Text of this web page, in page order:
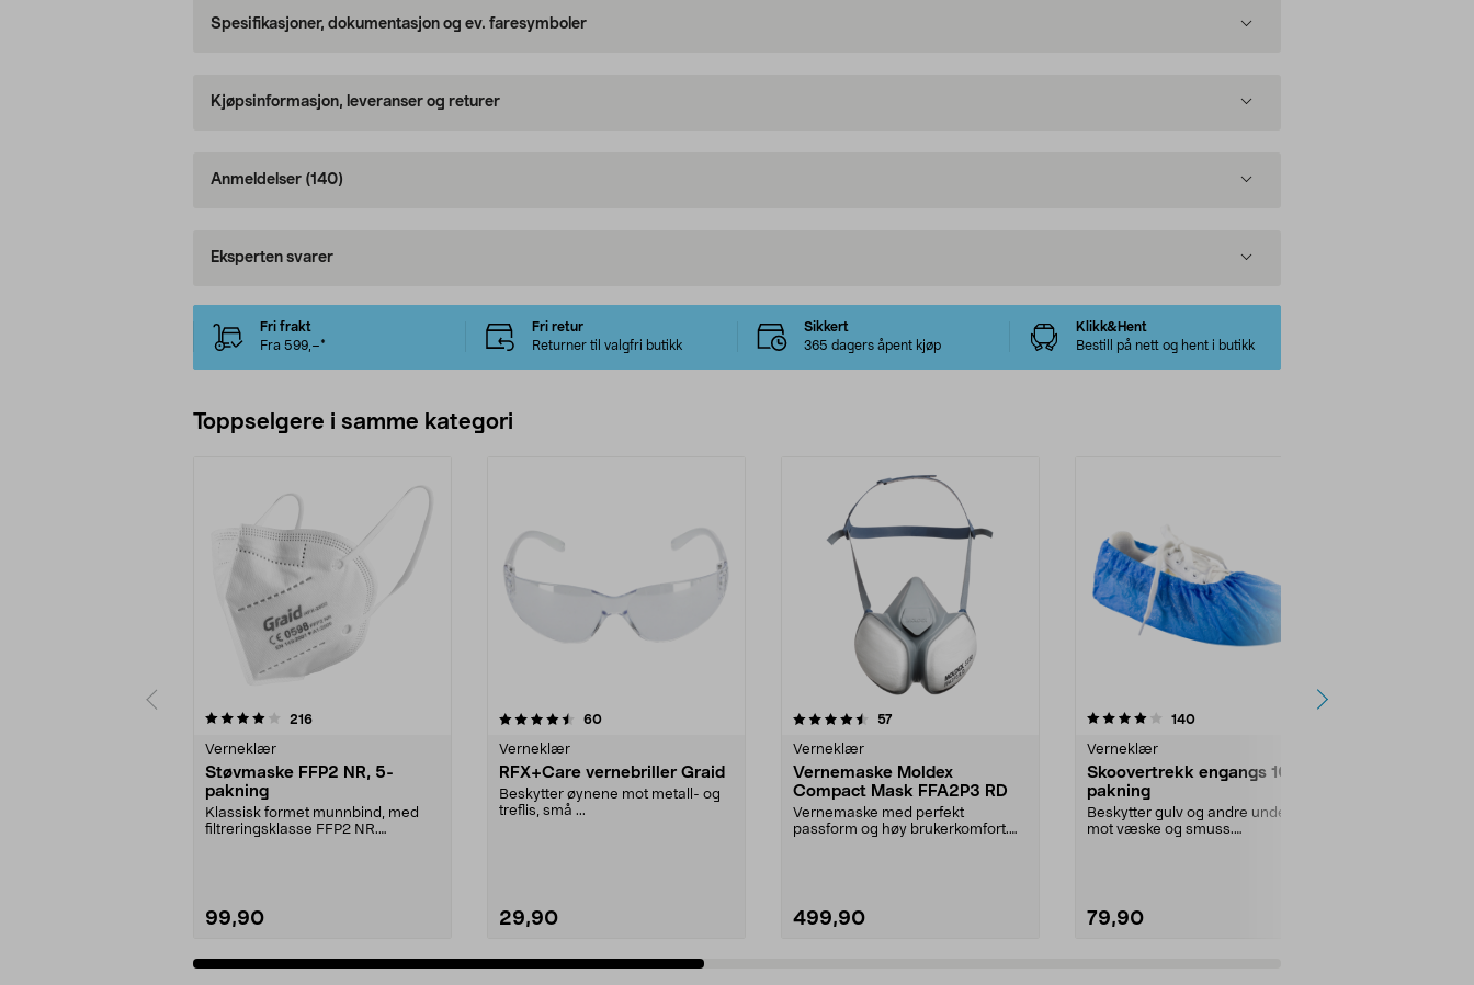
Spesifikasjoner, dokumentasjon og ev. faresymboler
Kjøpsinformasjon, leveranser og returer
Anmeldelser (140)
Eksperten svarer
Fri frakt
Fra 599,–*
Fri retur
Returner til valgfri butikk
Sikkert
365 dagers åpent kjøp
Klikk&Hent
Bestill på nett og hent i butikk
Toppselgere i samme kategori
216anmeldelser
Verneklær
Støvmaske FFP2 NR, 5-
pakning
Klassisk formet munnbind, med
filtreringsklasse FFP2 NR.
99,90
4.5 av 5 stjerner 60anmeldelser
Verneklær
RFX+Care vernebriller Graid
Beskytter øynene mot metall- og
treflis, små ...
29,90
4.5 av 5 stjerner 57anmeldelser
Verneklær
Vernemaske Moldex
Compact Mask FFA2P3 RD
Vernemaske med perfekt
passform og høy brukerkomfort.
499,90
4.0 av 5 stjerner 140anmeldelser
Verneklær
Skoovertrekk engangs 100-
pakning
Beskytter gulv og andre underlag
mot væske og smuss.
79,90
4.5 av 5 stjerner